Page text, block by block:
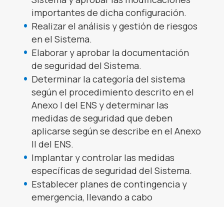
importantes de dicha configuración.
Realizar el análisis y gestión de riesgos
en el Sistema.
Elaborar y aprobar la documentación
de seguridad del Sistema.
Determinar la categoría del sistema
según el procedimiento descrito en el
Anexo I del ENS y determinar las
medidas de seguridad que deben
aplicarse según se describe en el Anexo
II del ENS.
Implantar y controlar las medidas
específicas de seguridad del Sistema.
Establecer planes de contingencia y
emergencia, llevando a cabo